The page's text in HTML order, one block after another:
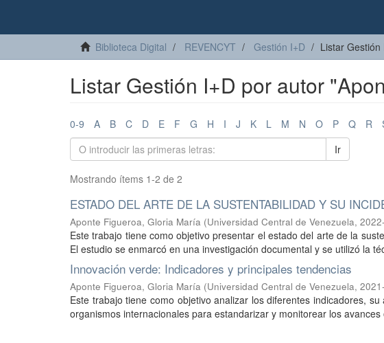
Biblioteca Digital REVENCYT Gestión I+D Listar
Listar Gestión I+D por autor
0-9 A B C D E F G H I J K L M N O P Q R
Ir
Mostrando ítems 1-2 de 2
ESTADO DEL ARTE DE LA SUSTENTABILIDAD Y SU
Aponte Figueroa, Gloria María (Universidad Central de Venezuela,
Este trabajo tiene como objetivo presentar el estado del arte de la
El estudio se enmarcó en una investigación documental y se utilizó la
Innovación verde: Indicadores y principales tendencias
Aponte Figueroa, Gloria María (Universidad Central de Venezuela,
Este trabajo tiene como objetivo analizar los diferentes indicadores,
organismos internacionales para estandarizar y monitorear los